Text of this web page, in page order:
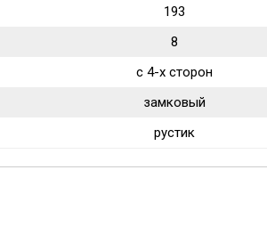
193
8
c 4-х сторон
замковый
рустик